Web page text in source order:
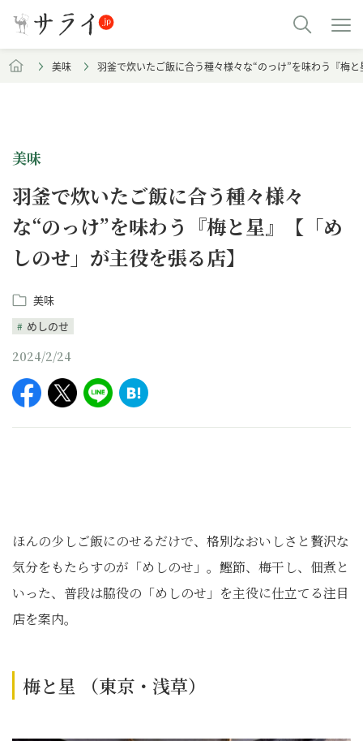
美味 羽釜で炊いたご飯に合う種々様々な“のっけ”を味わう『梅
美味
羽釜で炊いたご飯に合う種々様々
な“のっけ”を味わう『梅と星』【「め
しのせ」が主役を張る店】
美味
めしのせ
2024/2/24
ほんの少しご飯にのせるだけで、格別なおいしさと贅沢な
気分をもたらすのが「めしのせ」。鰹節、梅干し、佃煮と
いった、普段は脇役の「めしのせ」を主役に仕立てる注目
店を案内。
梅と星 （東京・浅草）